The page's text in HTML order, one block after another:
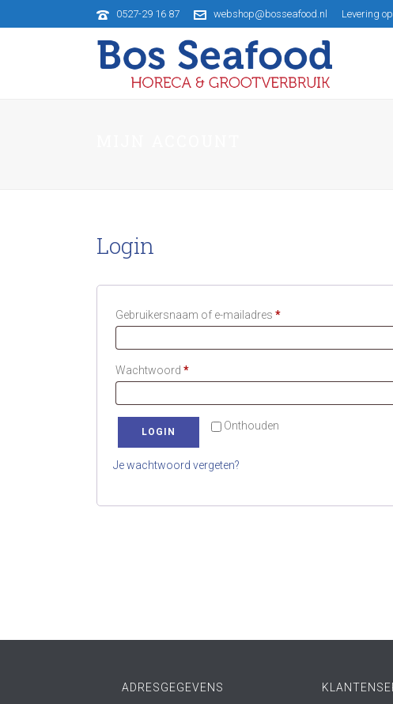
0527-29 16 87 webshop@bosseafood.nl Levering
Login
Gebruikersnaam of e-mailadres *Vereist
Wachtwoord *Vereist
Onthouden
LOGIN
Je wachtwoord vergeten?
ADRESGEGEVENS